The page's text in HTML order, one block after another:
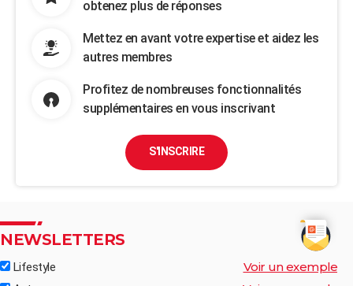
obtenez plus de réponses
Mettez en avant votre expertise et aidez les
autres membres
Profitez de nombreuses fonctionnalités
supplémentaires en vous inscrivant
S'INSCRIRE
NEWSLETTERS
Lifestyle Voir un exemple